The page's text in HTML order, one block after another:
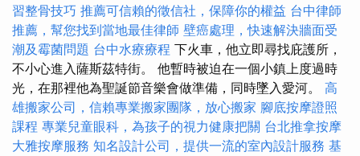
習整骨技巧 推薦可信賴的徵信社，保障你的權益 台中律師
推薦，幫您找到當地最佳律師 壁癌處理，快速解決牆面受
潮及霉菌問題 台中水療療程 下火車，他立即尋找庇護所，
不小心進入薩斯茲特街。 他暫時被迫在一個小鎮上度過時
光，在那裡他為聖誕節音樂會做準備，同時墜入愛河。 高
雄搬家公司，信賴專業搬家團隊，放心搬家 腳底按摩證照
課程 專業兒童眼科，為孩子的視力健康把關 台北推拿按摩
大雅按摩服務 知名設計公司，提供一流的室內設計服務 基